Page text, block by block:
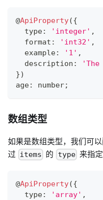
@ApiProperty({
  type
: 'integer' ,
  format
: 'int32' ,
  example
: '1' ,
  description
:
'The
})
age: number;
数组类型
如果是数组类型，我们可
过 items 的 type 来指定
@ApiProperty({
  type
: 'array' ,